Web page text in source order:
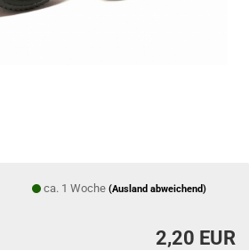
ca. 1 Woche(Ausland abweichend)
2,20 EUR